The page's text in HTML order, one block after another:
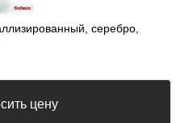
серебро,
цену